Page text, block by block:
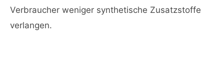
Verbraucher weniger synthetische Zusatzstoffe
verlangen.